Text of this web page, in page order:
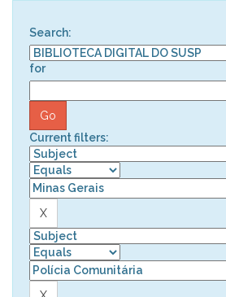
Search:
for
Current filters: